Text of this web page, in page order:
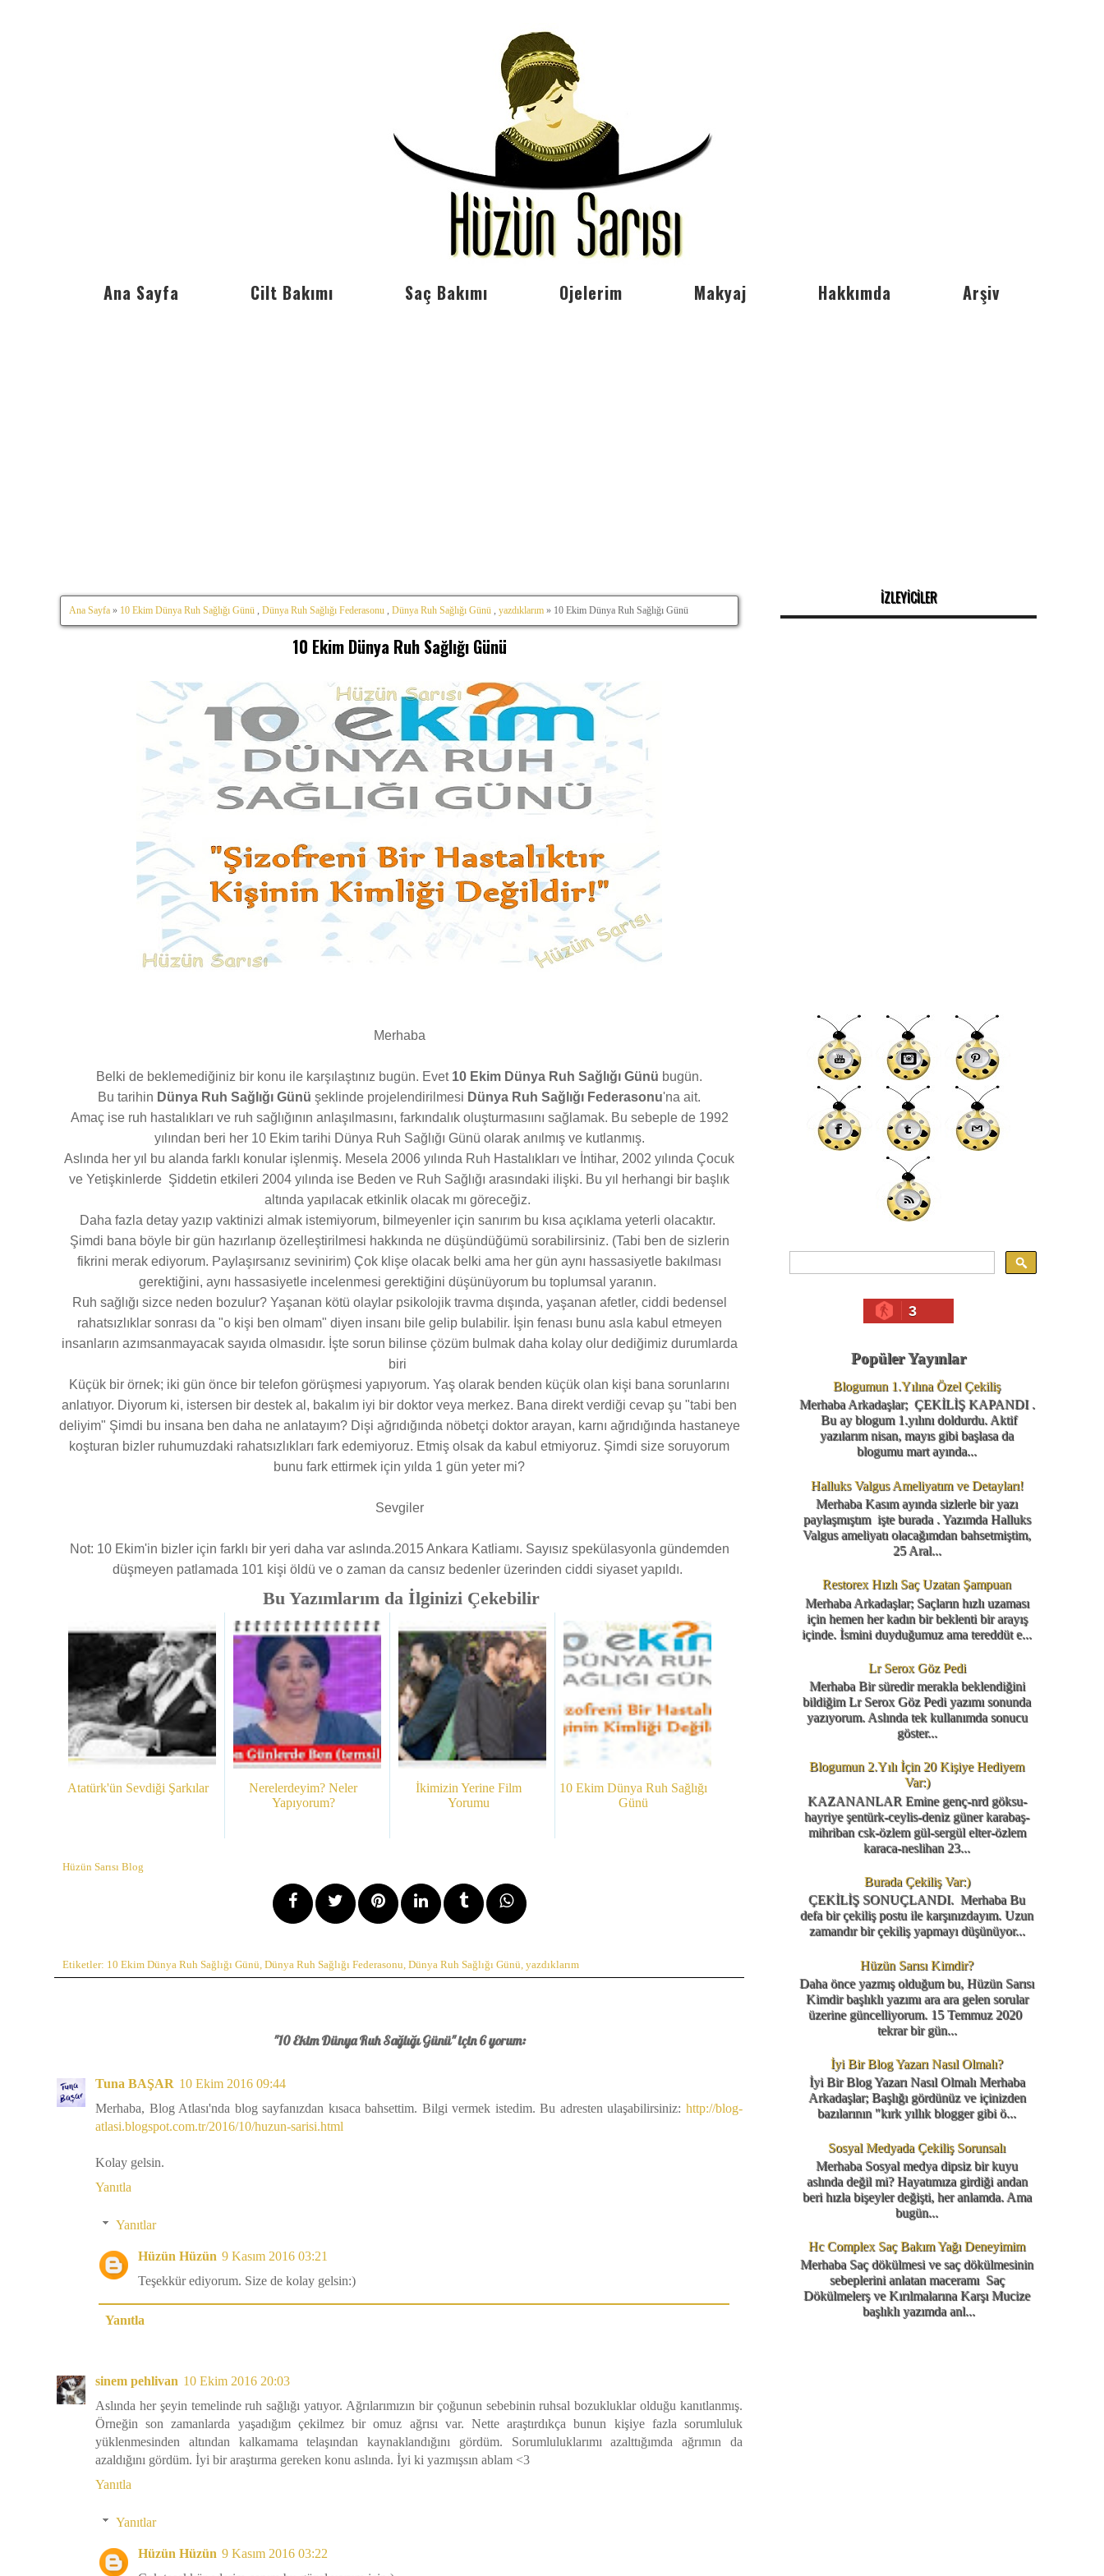
Ana Sayfa Cilt Bakımı Saç Bakımı Ojelerim Makyaj Hakkımda Arşiv
Ana Sayfa » 10 Ekim Dünya Ruh Sağlığı Günü , Dünya Ruh Sağlığı Federasonu , Dünya Ruh Sağlığı Günü , yazdıklarım » 10 Ekim Dünya Ruh Sağlığı Günü
10 Ekim Dünya Ruh Sağlığı Günü
Merhaba
Belki de beklemediğiniz bir konu ile karşılaştınız bugün. Evet 10 Ekim Dünya Ruh Sağlığı Günü bugün.
Bu tarihin Dünya Ruh Sağlığı Günü şeklinde projelendirilmesi Dünya Ruh Sağlığı Federasonu'na ait.
Amaç ise ruh hastalıkları ve ruh sağlığının anlaşılmasını, farkındalık oluşturmasıını sağlamak. Bu sebeple de 1992
yılından beri her 10 Ekim tarihi Dünya Ruh Sağlığı Günü olarak anılmış ve kutlanmış.
Aslında her yıl bu alanda farklı konular işlenmiş. Mesela 2006 yılında Ruh Hastalıkları ve İntihar, 2002 yılında Çocuk
ve Yetişkinlerde Şiddetin etkileri 2004 yılında ise Beden ve Ruh Sağlığı arasındaki ilişki. Bu yıl herhangi bir başlık
altında yapılacak etkinlik olacak mı göreceğiz.
Daha fazla detay yazıp vaktinizi almak istemiyorum, bilmeyenler için sanırım bu kısa açıklama yeterli olacaktır.
Şimdi bana böyle bir gün hazırlanıp özelleştirilmesi hakkında ne düşündüğümü sorabilirsiniz. (Tabi ben de sizlerin
fikrini merak ediyorum. Paylaşırsanız sevinirim) Çok klişe olacak belki ama her gün aynı hassasiyetle bakılması
gerektiğini, aynı hassasiyetle incelenmesi gerektiğini düşünüyorum bu toplumsal yaranın.
Ruh sağlığı sizce neden bozulur? Yaşanan kötü olaylar psikolojik travma dışında, yaşanan afetler, ciddi bedensel
rahatsızlıklar sonrası da "o kişi ben olmam" diyen insanı bile gelip bulabilir. İşin fenası bunu asla kabul etmeyen
insanların azımsanmayacak sayıda olmasıdır. İşte sorun bilinse çözüm bulmak daha kolay olur dediğimiz durumlarda
biri
Küçük bir örnek; iki gün önce bir telefon görüşmesi yapıyorum. Yaş olarak benden küçük olan kişi bana sorunlarını
anlatıyor. Diyorum ki, istersen bir destek al, bakalım iyi bir doktor veya merkez. Bana direkt verdiği cevap şu "tabi ben
deliyim" Şimdi bu insana ben daha ne anlatayım? Dişi ağrıdığında nöbetçi doktor arayan, karnı ağrıdığında hastaneye
koşturan bizler ruhumuzdaki rahatsızlıkları fark edemiyoruz. Etmiş olsak da kabul etmiyoruz. Şimdi size soruyorum
bunu fark ettirmek için yılda 1 gün yeter mi?
Sevgiler
Not: 10 Ekim'in bizler için farklı bir yeri daha var aslında.2015 Ankara Katliamı. Sayısız spekülasyonla gündemden
düşmeyen patlamada 101 kişi öldü ve o zaman da cansız bedenler üzerinden ciddi siyaset yapıldı.
Bu Yazımlarım da İlginizi Çekebilir
Atatürk'ün Sevdiği Şarkılar
Nerelerdeyim? Neler
Yapıyorum?
İkimizin Yerine Film
Yorumu
10 Ekim Dünya Ruh Sağlığı
Günü
Hüzün Sarısı Blog
Etiketler: 10 Ekim Dünya Ruh Sağlığı Günü Dünya Ruh Sağlığı Federasonu Dünya Ruh Sağlığı Günü yazdıklarım
"10 Ekim Dünya Ruh Sağlığı Günü" için 6 yorum:
Tuna BAŞAR 10 Ekim 2016 09:44
Merhaba, Blog Atlası'nda blog sayfanızdan kısaca bahsettim. Bilgi vermek istedim. Bu adresten ulaşabilirsiniz: http://blog-
atlasi.blogspot.com.tr/2016/10/huzun-sarisi.html
Kolay gelsin.
Yanıtla
Yanıtlar
Hüzün Hüzün 9 Kasım 2016 03:21
Teşekkür ediyorum. Size de kolay gelsin:)
Yanıtla
sinem pehlivan 10 Ekim 2016 20:03
Aslında her şeyin temelinde ruh sağlığı yatıyor. Ağrılarımızın bir çoğunun sebebinin ruhsal bozukluklar olduğu kanıtlanmış.
Örneğin son zamanlarda yaşadığım çekilmez bir omuz ağrısı var. Nette araştırdıkça bunun kişiye fazla sorumluluk
yüklenmesinden altından kalkamama telaşından kaynaklandığını gördüm. Sorumluluklarımı azalttığımda ağrımın da
azaldığını gördüm. İyi bir araştırma gereken konu aslında. İyi ki yazmışsın ablam <3
Yanıtla
Yanıtlar
Hüzün Hüzün 9 Kasım 2016 03:22
İZLEYİCİLER
3
Popüler Yayınlar
Blogumun 1.Yılına Özel Çekiliş
Merhaba Arkadaşlar; ÇEKİLİŞ KAPANDI .
Bu ay blogum 1.yılını doldurdu. Aktif
yazılarım nisan, mayıs gibi başlasa da
blogumu mart ayında...
Halluks Valgus Ameliyatım ve Detayları!
Merhaba Kasım ayında sizlerle bir yazı
paylaşmıştım işte burada . Yazımda Halluks
Valgus ameliyatı olacağımdan bahsetmiştim,
25 Aral...
Restorex Hızlı Saç Uzatan Şampuan
Merhaba Arkadaşlar; Saçların hızlı uzaması
için hemen her kadın bir beklenti bir arayış
içinde. İsmini duyduğumuz ama tereddüt e...
Lr Serox Göz Pedi
Merhaba Bir süredir merakla beklendiğini
bildiğim Lr Serox Göz Pedi yazımı sonunda
yazıyorum. Aslında tek kullanımda sonucu
göster...
Blogumun 2.Yılı İçin 20 Kişiye Hediyem
Var:)
KAZANANLAR Emine genç-nrd göksu-
hayriye şentürk-ceylis-deniz güner karabaş-
mihriban csk-özlem gül-sergül elter-özlem
karaca-neslihan 23...
Burada Çekiliş Var:)
ÇEKİLİŞ SONUÇLANDI. Merhaba Bu
defa bir çekiliş postu ile karşınızdayım. Uzun
zamandır bir çekiliş yapmayı düşünüyor...
Hüzün Sarısı Kimdir?
Daha önce yazmış olduğum bu, Hüzün Sarısı
Kimdir başlıklı yazımı ara ara gelen sorular
üzerine güncelliyorum. 15 Temmuz 2020
tekrar bir gün...
İyi Bir Blog Yazarı Nasıl Olmalı?
İyi Bir Blog Yazarı Nasıl Olmalı Merhaba
Arkadaşlar; Başlığı gördünüz ve içinizden
bazılarının "kırk yıllık blogger gibi ö...
Sosyal Medyada Çekiliş Sorunsalı
Merhaba Sosyal medya dipsiz bir kuyu
aslında değil mi? Hayatımıza girdiği andan
beri hızla bişeyler değişti, her anlamda. Ama
bugün...
Hc Complex Saç Bakım Yağı Deneyimim
Merhaba Saç dökülmesi ve saç dökülmesinin
sebeplerini anlatan maceramı Saç
Dökülmelerş ve Kırılmalarına Karşı Mucize
başlıklı yazımda anl...